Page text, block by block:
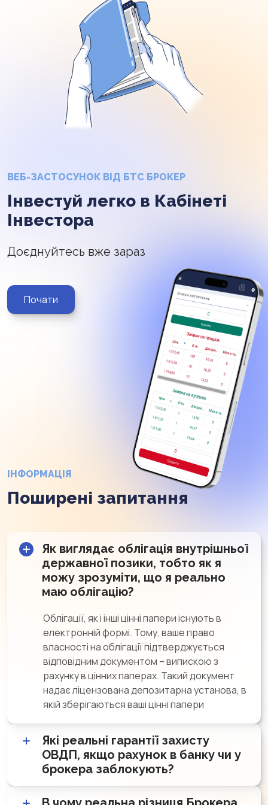
ВЕБ-ЗАСТОСУНОК ВІД БТС БРОКЕР
Інвестуй легко в Кабінеті
Інвестора
Доєднуйтесь вже зараз
Почати
ІНФОРМАЦІЯ
Поширені запитання
Як виглядає облігація внутрішньої
державної позики, тобто як я
можу зрозуміти, що я реально
маю облігацію?
Облігації, як і інші цінні папери існують в
електронній формі. Тому, ваше право
власності на облігації підтверджується
відповідним документом – випискою з
рахунку в цінних паперах. Такий документ
надає ліцензована депозитарна установа, в
якій зберігаються ваші цінні папери
Які реальні гарантії захисту
ОВДП, якщо рахунок в банку чи у
брокера заблокують?
Всі цінні папери зберігаються окремо від